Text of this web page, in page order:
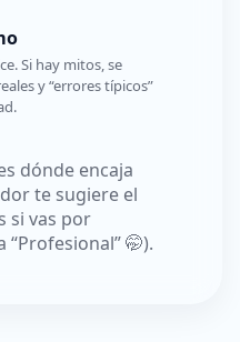
Si hay mitos, se
y “errores típicos”
dónde encaja
te sugiere el
si vas por
“Profesional” 🤭).